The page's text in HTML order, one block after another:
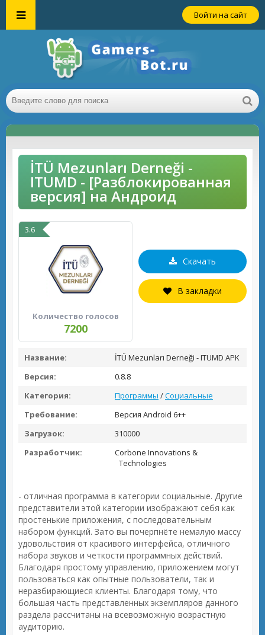
Войти на сайт
İTÜ Mezunları Derneği -
ITUMD - [Разблокированная
версия] на Андроид
3.6
Количество голосов
7200
Скачать
В закладки
Название:
İTÜ Mezunları Derneği - ITUMD APK
Версия:
0.8.8
Категория:
Программы /Социальные
Требование:
Версия Android 6++
Загрузок:
310000
Разработчик:
Corbone Innovations &
Technologies
- отличная программа в категории социальные. Другие
представители этой категории изображают себя как
простенькие приложения, с последовательным
набором функций. Зато вы почерпнёте немалую массу
удовольствия от красивого интерфейса, отличного
набора звуков и четкости программных действий.
Благодаря простому управлению, приложением могут
пользоваться как опытные пользователи, так и
неразбирающиеся клиенты. Благодаря тому, что
большая часть представленных экземпляров данного
раздела рассчитаны на всевозможную возрастную
аудиторию.